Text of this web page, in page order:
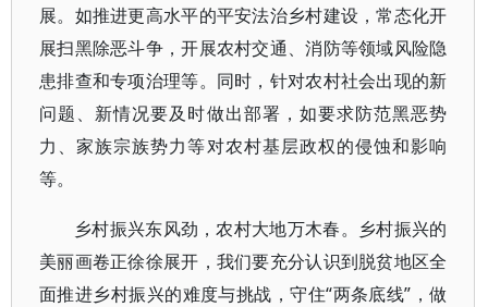
展。如推进更高水平的平安法治乡村建设，常态化开
展扫黑除恶斗争，开展农村交通、消防等领域风险隐
患排查和专项治理等。同时，针对农村社会出现的新
问题、新情况要及时做出部署，如要求防范黑恶势
力、家族宗族势力等对农村基层政权的侵蚀和影响
等。
乡村振兴东风劲，农村大地万木春。乡村振兴的
美丽画卷正徐徐展开，我们要充分认识到脱贫地区全
面推进乡村振兴的难度与挑战，守住“两条底线”，做